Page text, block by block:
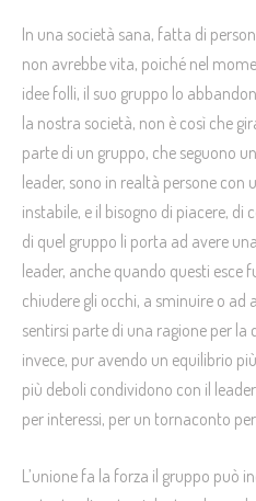
In una società sana, fatta di
non avrebbe vita, poiché nel
idee folli, il suo gruppo lo
la nostra società, non è così che
parte di un gruppo, che seguono
leader, sono in realtà persone
instabile, e il bisogno di piacere, di
di quel gruppo li porta ad avere
leader, anche quando questi esce
chiudere gli occhi, a sminuire o ad
sentirsi parte di una ragione per la
invece, pur avendo un equilibrio
più deboli condividono con il
per interessi, per un tornaconto
L’unione fa la forza il gruppo può